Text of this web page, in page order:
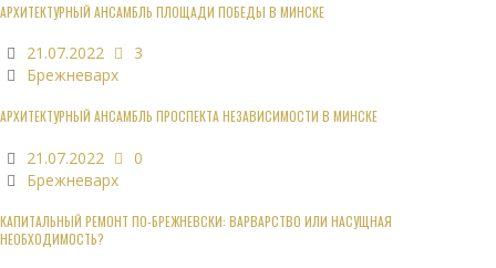
АРХИТЕКТУРНЫЙ АНСАМБЛЬ ПЛОЩАДИ ПОБЕДЫ В МИНСКЕ
21.07.2022
3
Брежневарх
АРХИТЕКТУРНЫЙ АНСАМБЛЬ ПРОСПЕКТА НЕЗАВИСИМОСТИ В МИНСКЕ
21.07.2022
0
Брежневарх
КАПИТАЛЬНЫЙ РЕМОНТ ПО-БРЕЖНЕВСКИ: ВАРВАРСТВО ИЛИ НАСУЩНАЯ
НЕОБХОДИМОСТЬ?